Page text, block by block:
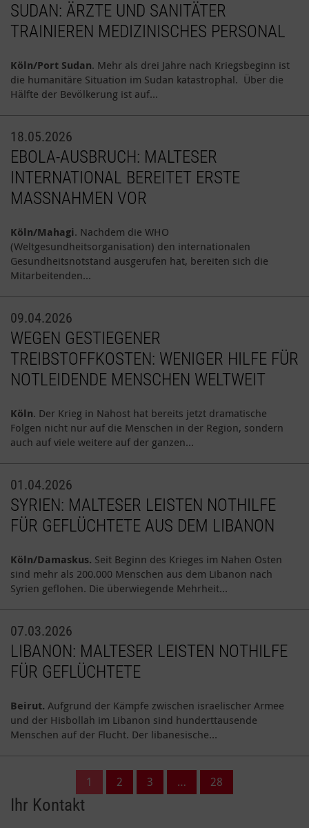
SUDAN: ÄRZTE UND SANITÄTER
TRAINIEREN MEDIZINISCHES PERSONAL
Köln/Port Sudan. Mehr als drei Jahre nach Kriegsbeginn ist
die humanitäre Situation im Sudan katastrophal. Über die
Hälfte der Bevölkerung ist auf…
18.05.2026
EBOLA-AUSBRUCH: MALTESER
INTERNATIONAL BEREITET ERSTE
MASSNAHMEN VOR
Köln/Mahagi. Nachdem die WHO
(Weltgesundheitsorganisation) den internationalen
Gesundheitsnotstand ausgerufen hat, bereiten sich die
Mitarbeitenden…
09.04.2026
WEGEN GESTIEGENER
TREIBSTOFFKOSTEN: WENIGER HILFE FÜR
NOTLEIDENDE MENSCHEN WELTWEIT
Köln. Der Krieg in Nahost hat bereits jetzt dramatische
Folgen nicht nur auf die Menschen in der Region, sondern
auch auf viele weitere auf der ganzen…
01.04.2026
SYRIEN: MALTESER LEISTEN NOTHILFE
FÜR GEFLÜCHTETE AUS DEM LIBANON
Köln/Damaskus. Seit Beginn des Krieges im Nahen Osten
sind mehr als 200.000 Menschen aus dem Libanon nach
Syrien geflohen. Die überwiegende Mehrheit…
07.03.2026
LIBANON: MALTESER LEISTEN NOTHILFE
FÜR GEFLÜCHTETE
Beirut. Aufgrund der Kämpfe zwischen israelischer Armee
und der Hisbollah im Libanon sind hunderttausende
Menschen auf der Flucht. Der libanesische…
1 2 3 … 28
Ihr Kontakt